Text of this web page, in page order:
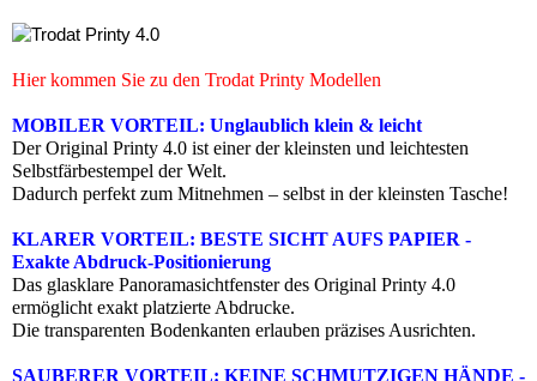
Hier kommen Sie zu den Trodat Printy Modellen
MOBILER VORTEIL: Unglaublich klein & leicht
Der Original Printy 4.0 ist einer der kleinsten und leichtesten
Selbstfärbestempel der Welt.
Dadurch perfekt zum Mitnehmen – selbst in der kleinsten Tasche!
KLARER VORTEIL: BESTE SICHT AUFS PAPIER -
Exakte Abdruck-Positionierung
Das glasklare Panoramasichtfenster des Original Printy 4.0
ermöglicht exakt platzierte Abdrucke.
Die transparenten Bodenkanten erlauben präzises Ausrichten.
SAUBERER VORTEIL: KEINE SCHMUTZIGEN HÄNDE -